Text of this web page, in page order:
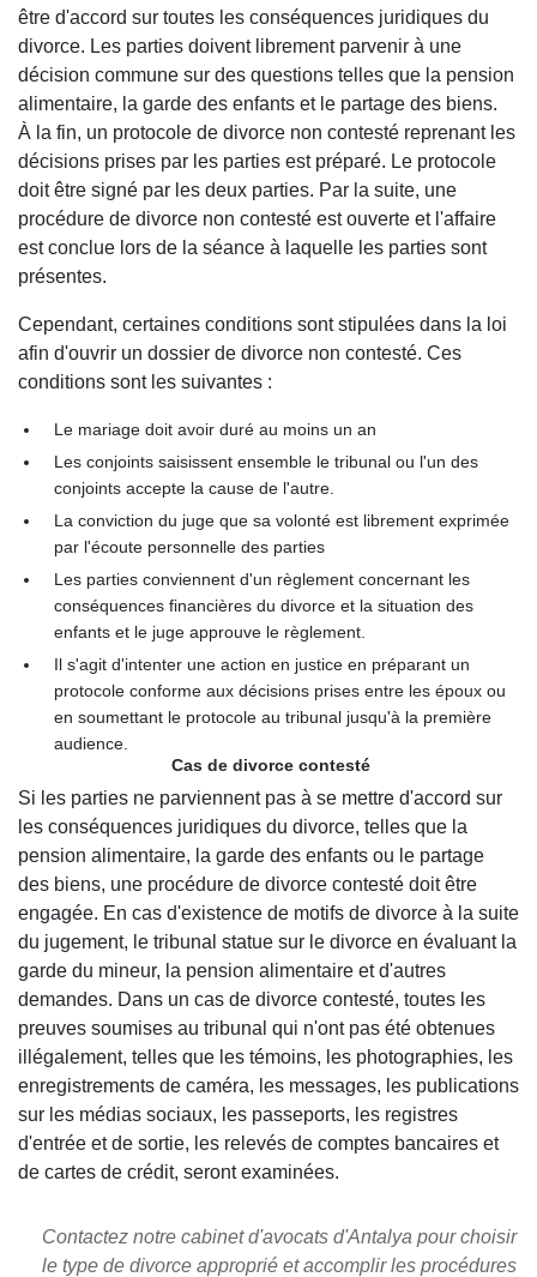
être d'accord sur toutes les conséquences juridiques du
divorce. Les parties doivent librement parvenir à une
décision commune sur des questions telles que la pension
alimentaire, la garde des enfants et le partage des biens.
À la fin, un protocole de divorce non contesté reprenant les
décisions prises par les parties est préparé. Le protocole
doit être signé par les deux parties. Par la suite, une
procédure de divorce non contesté est ouverte et l'affaire
est conclue lors de la séance à laquelle les parties sont
présentes.
Cependant, certaines conditions sont stipulées dans la loi
afin d'ouvrir un dossier de divorce non contesté. Ces
conditions sont les suivantes :
Le mariage doit avoir duré au moins un an
Les conjoints saisissent ensemble le tribunal ou l'un des
conjoints accepte la cause de l'autre.
La conviction du juge que sa volonté est librement exprimée
par l'écoute personnelle des parties
Les parties conviennent d'un règlement concernant les
conséquences financières du divorce et la situation des
enfants et le juge approuve le règlement.
Il s'agit d'intenter une action en justice en préparant un
protocole conforme aux décisions prises entre les époux ou
en soumettant le protocole au tribunal jusqu'à la première
audience.
Cas de divorce contesté
Si les parties ne parviennent pas à se mettre d'accord sur
les conséquences juridiques du divorce, telles que la
pension alimentaire, la garde des enfants ou le partage
des biens, une procédure de divorce contesté doit être
engagée. En cas d'existence de motifs de divorce à la suite
du jugement, le tribunal statue sur le divorce en évaluant la
garde du mineur, la pension alimentaire et d'autres
demandes. Dans un cas de divorce contesté, toutes les
preuves soumises au tribunal qui n'ont pas été obtenues
illégalement, telles que les témoins, les photographies, les
enregistrements de caméra, les messages, les publications
sur les médias sociaux, les passeports, les registres
d'entrée et de sortie, les relevés de comptes bancaires et
de cartes de crédit, seront examinées.
Contactez notre cabinet d'avocats d'Antalya pour choisir
le type de divorce approprié et accomplir les procédures